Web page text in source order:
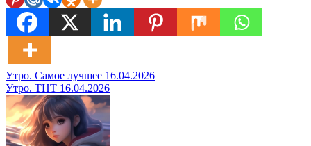
Навигация
по
записям
Утро. Самое лучшее 16.04.2026
Утро. ТНТ 16.04.2026